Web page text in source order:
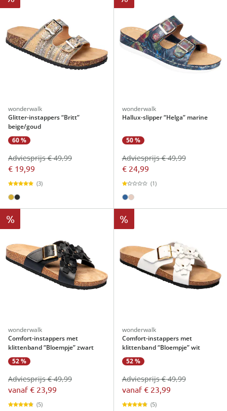
wonderwalk
Glitter-instappers “Britt”
beige/goud
60 %
€ 19,99
Adviesprijs € 49,99
(3)
wonderwalk
Hallux-slipper “Helga” marine
50 %
€ 24,99
Adviesprijs € 49,99
(1)
%
wonderwalk
Comfort-instappers met
klittenband “Bloempje” zwart
52 %
vanaf€ 23,99
Adviesprijs € 49,99
(5)
%
wonderwalk
Comfort-instappers met
klittenband “Bloempje” wit
52 %
vanaf€ 23,99
Adviesprijs € 49,99
(5)